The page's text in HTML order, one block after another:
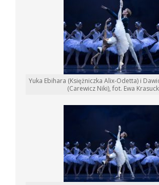
Yuka Ebihara (Księżniczka Alix-Odetta) i
(Carewicz Niki), fot. Ewa